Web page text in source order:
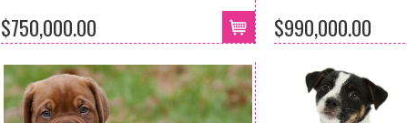
$750,000.00 $990,000.00